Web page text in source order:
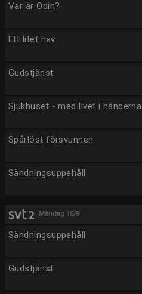
Var är Odin?
Ett litet hav
Gudstjänst
Sjukhuset - med livet i händerna
Spårlöst försvunnen
Sändningsuppehåll
Måndag 10/8
Sändningsuppehåll
Gudstjänst